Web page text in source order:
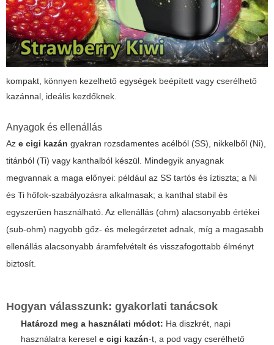
kompakt, könnyen kezelhető egységek beépített vagy cserélhető
kazánnal, ideális kezdőknek.
Anyagok és ellenállás
Az e cigi kazán gyakran rozsdamentes acélból (SS), nikkelből (Ni),
titánból (Ti) vagy kanthalból készül. Mindegyik anyagnak
megvannak a maga előnyei: például az SS tartós és íztiszta; a Ni
és Ti hőfok-szabályozásra alkalmasak; a kanthal stabil és
egyszerűen használható. Az ellenállás (ohm) alacsonyabb értékei
(sub-ohm) nagyobb gőz- és melegérzetet adnak, míg a magasabb
ellenállás alacsonyabb áramfelvételt és visszafogottabb élményt
biztosít.
Hogyan válasszunk: gyakorlati tanácsok
Határozd meg a használati módot: Ha diszkrét, napi
használatra keresel e cigi kazán-t, a pod vagy cserélhető